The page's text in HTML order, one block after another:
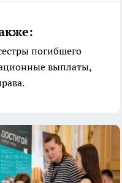
погибшего
выплаты,